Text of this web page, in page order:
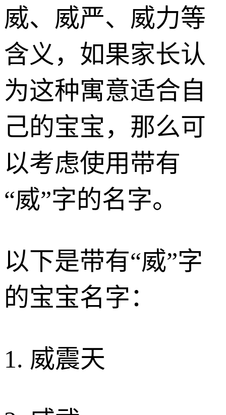
威、威严、威力等
含义，如果家长认
为这种寓意适合自
己的宝宝，那么可
以考虑使用带有
“威”字的名字。
以下是带有“威”字
的宝宝名字：
1. 威震天